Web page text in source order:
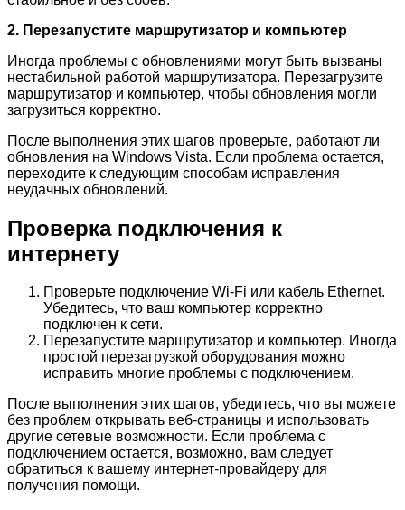
2. Перезапустите маршрутизатор и компьютер
Иногда проблемы с обновлениями могут быть вызваны
нестабильной работой маршрутизатора. Перезагрузите
маршрутизатор и компьютер, чтобы обновления могли
загрузиться корректно.
После выполнения этих шагов проверьте, работают ли
обновления на Windows Vista. Если проблема остается,
переходите к следующим способам исправления
неудачных обновлений.
Проверка подключения к
интернету
Проверьте подключение Wi-Fi или кабель Ethernet.
Убедитесь, что ваш компьютер корректно
подключен к сети.
Перезапустите маршрутизатор и компьютер. Иногда
простой перезагрузкой оборудования можно
исправить многие проблемы с подключением.
После выполнения этих шагов, убедитесь, что вы можете
без проблем открывать веб-страницы и использовать
другие сетевые возможности. Если проблема с
подключением остается, возможно, вам следует
обратиться к вашему интернет-провайдеру для
получения помощи.